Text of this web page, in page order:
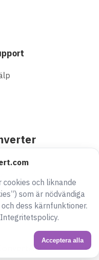
sedan 2005
Svenska
och liknande
som är nödvändiga
dess kärnfunktioner.
Acceptera alla